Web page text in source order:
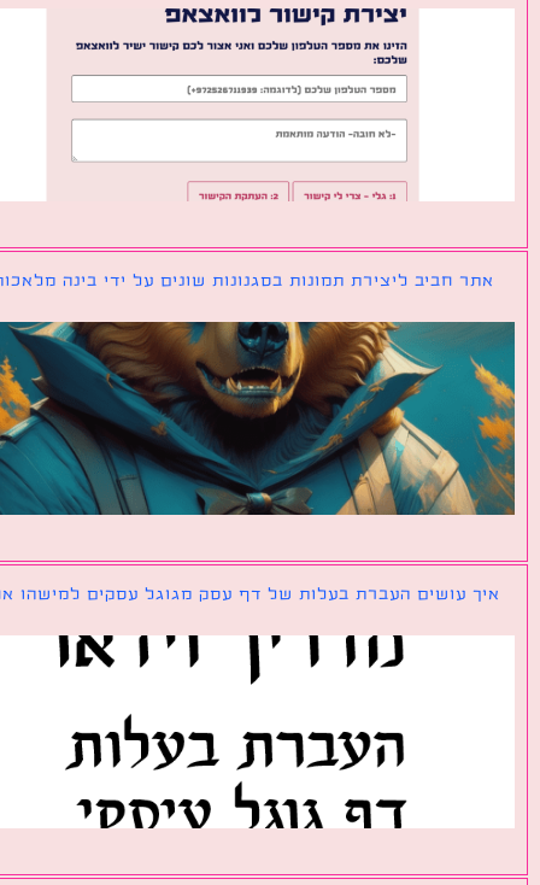
חביב ליצירת תמונות בסגנונות שונים על ידי בינה מלאכותית
עושים העברת בעלות של דף עסק מגוגל עסקים למישהו אחר?